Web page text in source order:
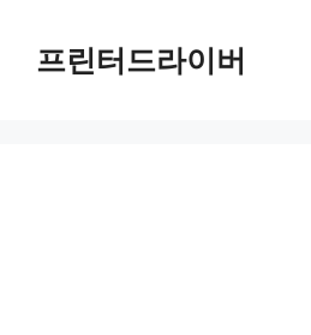
content프린터드라이버